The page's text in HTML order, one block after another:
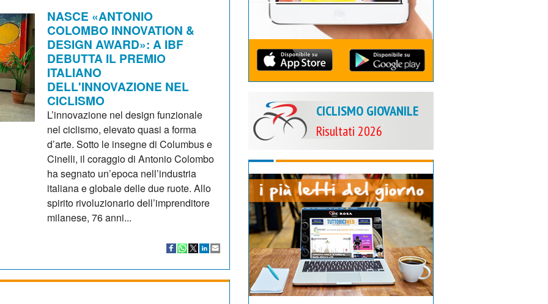
NASCE «ANTONIO
COLOMBO INNOVATION &
DESIGN AWARD»: A IBF
DEBUTTA IL PREMIO
ITALIANO
DELL'INNOVAZIONE NEL
CICLISMO
L’innovazione nel design funzionale
nel ciclismo, elevato quasi a forma
d’arte. Sotto le insegne di Columbus e
Cinelli, il coraggio di Antonio Colombo
ha segnato un’epoca nell’industria
italiana e globale delle due ruote. Allo
spirito rivoluzionario dell’imprenditore
milanese, 76 anni...
CICLISMO GIOVANILE
Risultati 2026